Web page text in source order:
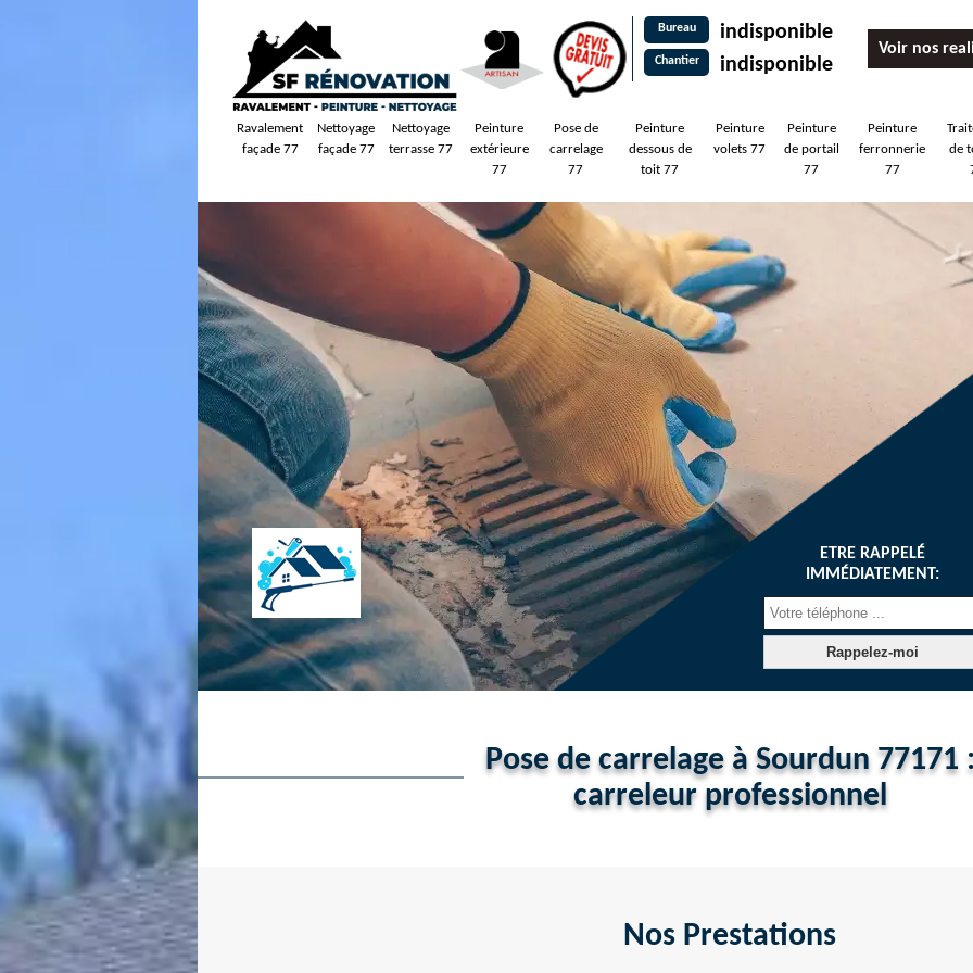
Bureau indisponible
Chantier indisponible
Voir nos
Ravalement
façade 77
Nettoyage
façade 77
Nettoyage
terrasse 77
Peinture
extérieure
77
Pose de
carrelage
77
Peinture
dessous de
toit 77
Peinture
volets 77
Peinture
de portail
77
Peinture
ferronnerie
77
de
ETRE RAPPELÉ
IMMÉDIATEMENT:
Pose de carrelage à Sourdun 77171
carreleur professionnel
Nos Prestations